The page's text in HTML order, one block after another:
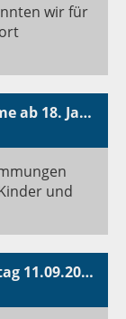
wir für
Teilweise Trainings-Wiederaufnahme ab 18. Januar 2021
und
46. Generalversammlung vom Freitag 11.09.2020 in schriftlicher Form